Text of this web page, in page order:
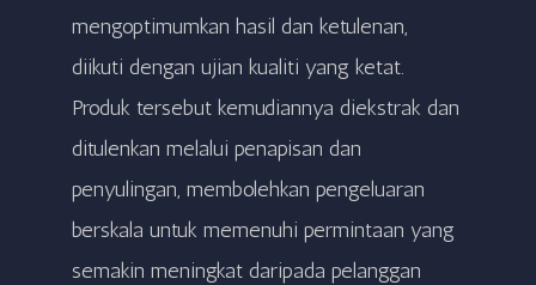
mengoptimumkan hasil dan ketulenan,
diikuti dengan ujian kualiti yang ketat.
Produk tersebut kemudiannya diekstrak dan
ditulenkan melalui penapisan dan
penyulingan, membolehkan pengeluaran
berskala untuk memenuhi permintaan yang
semakin meningkat daripada pelanggan